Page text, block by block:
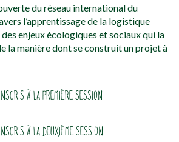
du réseau international du
l’apprentissage de la logistique
enjeux écologiques et sociaux qui la
la manière dont se construit un projet à
À LA PREMIÈRE SESSION
À LA DEUXIÈME SESSION